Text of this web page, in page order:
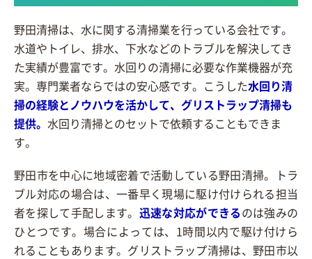
野田清掃は、水に関する清掃業を行っている会社です。
水道やトイレ、排水、下水などのトラブルを解決してき
た実績が豊富です。水回りの清掃に必要な作業機器が充
実。専門業者ならではの安心感です。こうした水回り清
掃の経験とノウハウを活かして、グリストラップ清掃も
提供。 水回り清掃とのセットで依頼することもできま
す。
野田市を中心に地域密着で活動している野田清掃。トラ
ブル対応の場合は、一番早く現場に駆け付けられる担当
者を探して手配します。 迅速な対応ができるのは強みの
ひとつです。場合によっては、1時間以内で駆け付けら
れることもあります。グリストラップ清掃は、野田市以